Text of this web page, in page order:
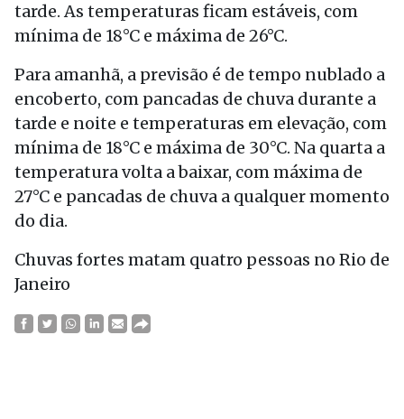
tarde. As temperaturas ficam estáveis, com
mínima de 18°C e máxima de 26°C.
Para amanhã, a previsão é de tempo nublado a
encoberto, com pancadas de chuva durante a
tarde e noite e temperaturas em elevação, com
mínima de 18°C e máxima de 30°C. Na quarta a
temperatura volta a baixar, com máxima de
27°C e pancadas de chuva a qualquer momento
do dia.
Chuvas fortes matam quatro pessoas no Rio de
Janeiro